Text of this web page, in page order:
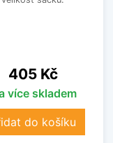
Cena
405 Kč
více skladem
do košíku